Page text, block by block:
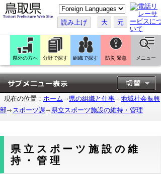
こ
の
ペ
ー
ジ
翻
訳
す
る
読み上げ 大 元
県外の方へ 分野で探す 組織で探す 防災 緊急 メニュー
現在の位置： ホーム 県の組織と仕事
地域社会振興
部
スポーツ課 県立スポーツ施設の維持・管理
県立スポーツ施設の維
持・管理